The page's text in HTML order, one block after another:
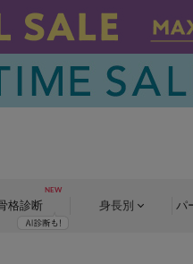
格診断 身長別 パ